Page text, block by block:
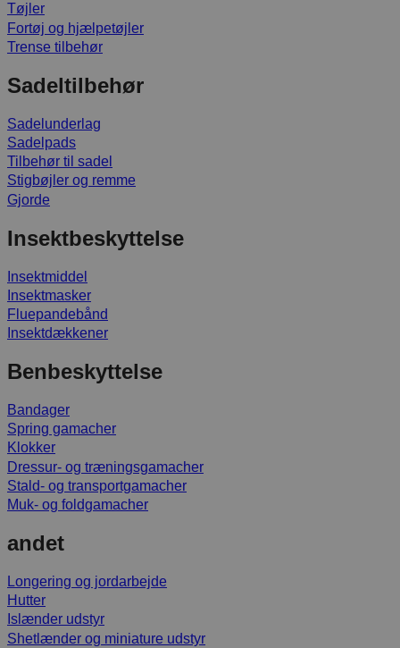
Tøjler
Fortøj og hjælpetøjler
Trense tilbehør
Sadeltilbehør
Sadelunderlag
Sadelpads
Tilbehør til sadel
Stigbøjler og remme
Gjorde
Insektbeskyttelse
Insektmiddel
Insektmasker
Fluepandebånd
Insektdækkener
Benbeskyttelse
Bandager
Spring gamacher
Klokker
Dressur- og træningsgamacher
Stald- og transportgamacher
Muk- og foldgamacher
andet
Longering og jordarbejde
Hutter
Islænder udstyr
Shetlænder og miniature udstyr